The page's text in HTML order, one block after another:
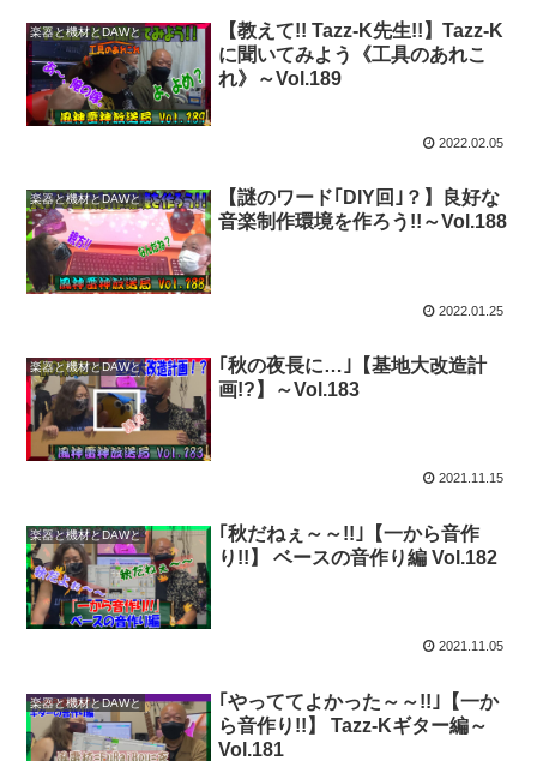
楽器と機材とDAWと
【教えて!! Tazz-K先生!!】Tazz-K
に聞いてみよう《工具のあれこ
れ》～Vol.189
2022.02.05
楽器と機材とDAWと
【謎のワード｢DIY回｣？】良好な
音楽制作環境を作ろう!!～Vol.188
2022.01.25
楽器と機材とDAWと
｢秋の夜長に…｣【基地大改造計
画!?】～Vol.183
2021.11.15
楽器と機材とDAWと
｢秋だねぇ～～!!｣【一から音作
り!!】 ベースの音作り編 Vol.182
2021.11.05
楽器と機材とDAWと
｢やっててよかった～～!!｣【一か
ら音作り!!】 Tazz-Kギター編～
Vol.181